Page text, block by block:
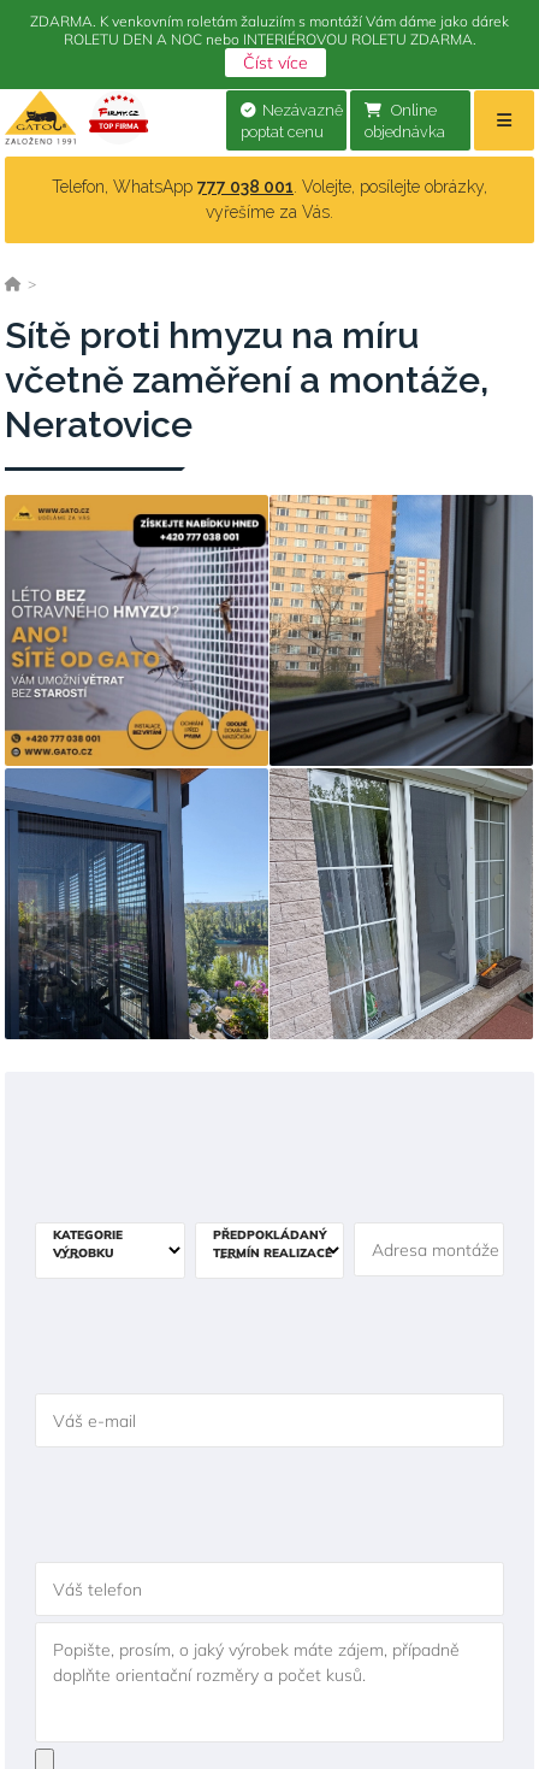
Online
objednávka
Nezávazně
poptat cenu
Telefon, WhatsApp 777 038 001 . Volejte, posílejte obrázky,
vyřešíme za Vás.
>
Sítě proti hmyzu na míru
včetně zaměření a montáže,
Neratovice
KATEGORIE
VÝROBKU
PŘEDPOKLÁDANÝ
TERMÍN REALIZACE
Adresa montáže
Váš e-mail
Váš telefon
Popište, prosím, o jaký výrobek máte zájem, případně
doplňte orientační rozměry a počet kusů.
ZDARMA. K venkovním roletám žaluziím s montáží Vám dáme jako dárek
ROLETU DEN A NOC nebo INTERIÉROVOU ROLETU ZDARMA.
Číst více